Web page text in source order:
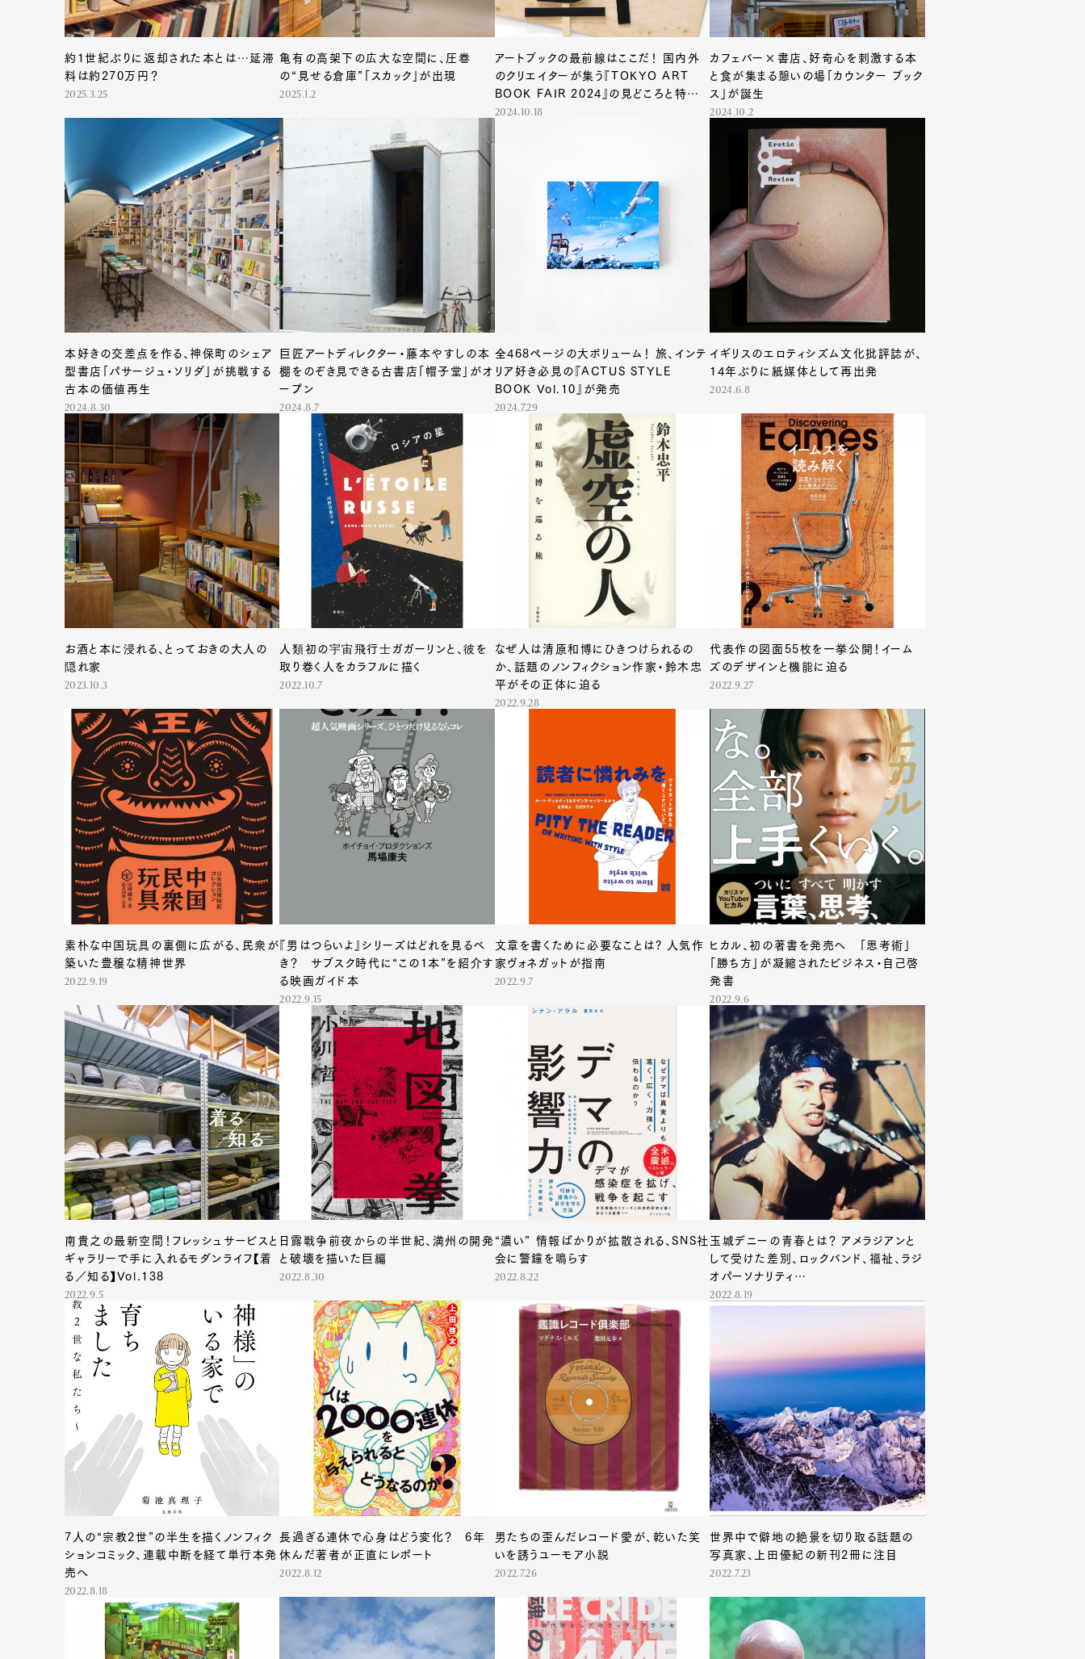
Art&Design Watch
Fashion
Gourmet
Product
Lifestyle
Pen Membership Magazine Official Columnist About Contact
Pen Meet Pen international
約1世紀ぶりに返却された本とは…延滞
料は約270万円？
2025.3.25
亀有の高架下の広大な空間に、圧巻
の“見せる倉庫”「スカック」が出現
2025.1.2
アートブックの最前線はここだ！ 国内外
のクリエイターが集う『TOKYO ART
BOOK FAIR 2024』の見どころと特別
展示「坂本図書分室」
2024.10.18
カフェバー×書店、好奇心を刺激する本
と食が集まる憩いの場「カウンター ブック
ス」が誕生
2024.10.2
本好きの交差点を作る、神保町のシェア
型書店「パサージュ・ソリダ」が挑戦する
古本の価値再生
2024.8.30
巨匠アートディレクター・藤本やすしの本
棚をのぞき見できる古書店「帽子堂」がオ
ープン
2024.8.7
全468ページの大ボリューム！ 旅、インテ
リア好き必見の『ACTUS STYLE
BOOK Vol.10』が発売
2024.7.29
イギリスのエロティシズム文化批評誌が、
14年ぶりに紙媒体として再出発
2024.6.8
お酒と本に浸れる、とっておきの大人の
隠れ家
2023.10.3
人類初の宇宙飛行士ガガーリンと、彼を
取り巻く人をカラフルに描く
2022.10.7
なぜ人は清原和博にひきつけられるの
か、話題のノンフィクション作家・鈴木忠
平がその正体に迫る
2022.9.28
代表作の図面55枚を一挙公開！イーム
ズのデザインと機能に迫る
2022.9.27
素朴な中国玩具の裏側に広がる、民衆が
築いた豊穣な精神世界
2022.9.19
『男はつらいよ』シリーズはどれを見るべ
き？ サブスク時代に“この1本”を紹介す
る映画ガイド本
2022.9.15
文章を書くために必要なことは? 人気作
家ヴォネガットが指南
2022.9.7
ヒカル、初の著書を発売へ 「思考術」
「勝ち方」が凝縮されたビジネス・自己啓
発書
2022.9.6
南貴之の最新空間！フレッシュサービスと
ギャラリーで手に入れるモダンライフ【着
る／知る】Vol.138
2022.9.5
日露戦争前夜からの半世紀、満州の開発
と破壊を描いた巨編
2022.8.30
“濃い” 情報ばかりが拡散される、SNS社
会に警鐘を鳴らす
2022.8.22
玉城デニーの青春とは？ アメラジアンと
して受けた差別、ロックバンド、福祉、ラジ
オパーソナリティ…
2022.8.19
7人の“宗教2世”の半生を描くノンフィク
ションコミック、連載中断を経て単行本発
売へ
2022.8.18
長過ぎる連休で心身はどう変化？ 6年
休んだ著者が正直にレポート
2022.8.12
男たちの歪んだレコード愛が、乾いた笑
いを誘うユーモア小説
2022.7.26
世界中で僻地の絶景を切り取る話題の
写真家、上田優紀の新刊2冊に注目
2022.7.23